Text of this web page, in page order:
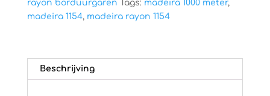
rayon borduurgaren Tags: madeira 1000 meter,
madeira 1154, madeira rayon 1154
Beschrijving